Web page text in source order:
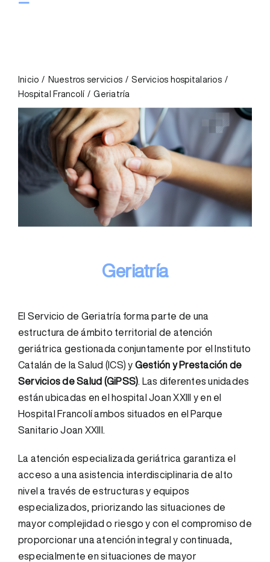
Toggle
PROFESIONALES
CORPORATIVO
Inicio Nuestros servicios
Servicios hospitalarios
Hospital Francolí
Geriatría
Geriatría
El Servicio de Geriatría forma parte de una
estructura de ámbito territorial de atención
geriátrica gestionada conjuntamente por el Instituto
Catalán de la Salud (ICS) y Gestión y Prestación de
Servicios de Salud (GiPSS) . Las diferentes unidades
están ubicadas en el hospital Joan XXIII y en el
Hospital Francolí ambos situados en el Parque
Sanitario Joan XXIII.
La atención especializada geriátrica garantiza el
acceso a una asistencia interdisciplinaria de alto
nivel a través de estructuras y equipos
especializados, priorizando las situaciones de
mayor complejidad o riesgo y con el compromiso de
proporcionar una atención integral y continuada,
especialmente en situaciones de mayor